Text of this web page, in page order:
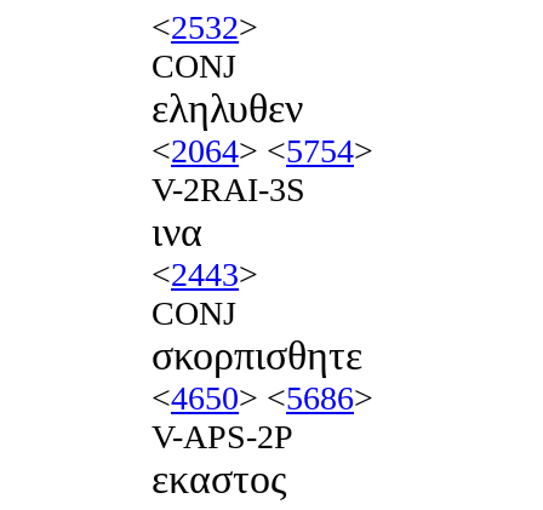
<2532>
CONJ
εληλυθεν
<2064> <5754>
V-2RAI-3S
ινα
<2443>
CONJ
σκορπισθητε
<4650> <5686>
V-APS-2P
εκαστος